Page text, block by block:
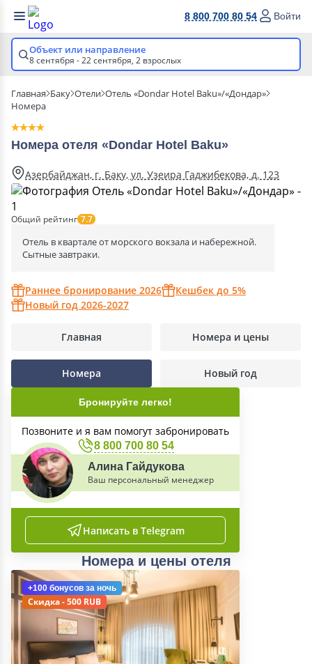
8 800 700 80 54 Войти
Объект или направление
8 сентября - 22 сентября, 2 взрослых
Главная Баку Отели Отель «Dondar Hotel Baku»/«Дондар»
Номера
Номера отеля «Dondar Hotel Baku»
Азербайджан, г. Баку, ул. Узеира Гаджибекова, д. 123
Общий рейтинг 7.7
Отель в квартале от морского вокзала и набережной.
Сытные завтраки.
Раннее бронирование 2026
Кешбек до 5%
Новый год 2026-2027
Главная Номера и цены
Номера Новый год
Бронируйте легко!
Позвоните и я вам помогут забронировать
8 800 700 80 54
Алина Гайдукова
Ваш персональный менеджер
Написать в Telegram
Номера и цены отеля
+100 бонусов за ночь
Скидка - 500 RUB